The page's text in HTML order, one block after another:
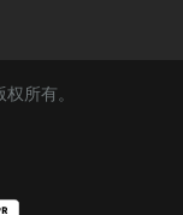
所有。